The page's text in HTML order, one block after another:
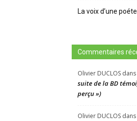
La voix d’une
Commentaires
Olivier DUCLOS dans
suite de la BD
perçu »)
Olivier DUCLOS dans